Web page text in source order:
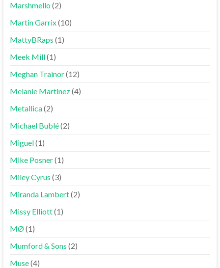
Marshmello(2)
Martin Garrix(10)
MattyBRaps (1)
Meek Mill(1)
Meghan Trainor(12)
Melanie Martinez(4)
Metallica(2)
Michael Bublé(2)
Miguel(1)
Mike Posner(1)
Miley Cyrus (3)
Miranda Lambert(2)
Missy Elliott(1)
MØ(1)
Mumford & Sons (2)
Muse(4)